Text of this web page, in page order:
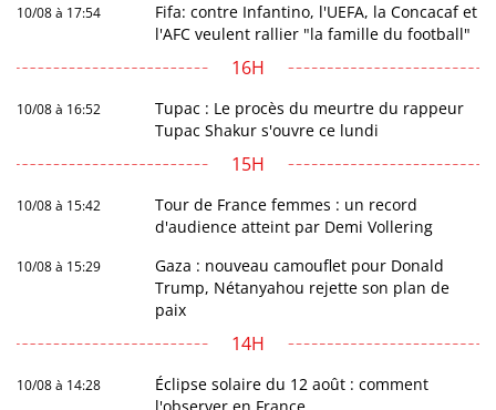
10/08 à 17:54
Fifa: contre Infantino, l'UEFA, la Concacaf et
l'AFC veulent rallier "la famille du football"
16H
10/08 à 16:52
Tupac : Le procès du meurtre du rappeur
Tupac Shakur s'ouvre ce lundi
15H
10/08 à 15:42
Tour de France femmes : un record
d'audience atteint par Demi Vollering
10/08 à 15:29
Gaza : nouveau camouflet pour Donald
Trump, Nétanyahou rejette son plan de
paix
14H
10/08 à 14:28
Éclipse solaire du 12 août : comment